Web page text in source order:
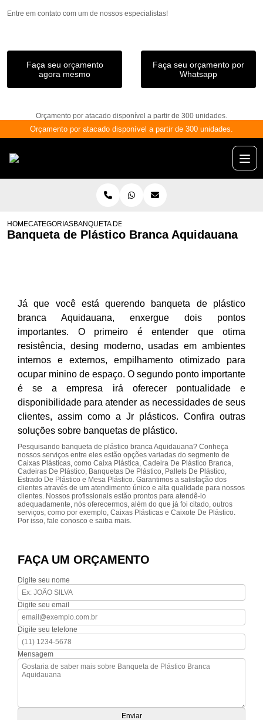
Entre em contato com um de nossos especialistas!
Faça seu orçamento
agora mesmo
Faça seu orçamento por
Whatsapp
Orçamento por atacado disponível a partir de 300 unidades.
Orçamento por atacado disponível a partir de 300 unidades.
HOMECATEGORIASBANQUETA DE PLÁSTICO BRANCA AQUIDAUANA
Banqueta de Plástico Branca Aquidauana
Já que você está querendo banqueta de plástico
branca Aquidauana, enxergue dois pontos
importantes. O primeiro é entender que otima
resistência, desing moderno, usadas em ambientes
internos e externos, empilhamento otimizado para
ocupar minino de espaço. O segundo ponto importante
é se a empresa irá oferecer pontualidade e
disponibilidade para atender as necessidades de seus
clientes, assim como a Jr plásticos. Confira outras
soluções sobre banquetas de plástico.
Pesquisando banqueta de plástico branca Aquidauana? Conheça
nossos serviços entre eles estão opções variadas do segmento de
Caixas Plásticas, como Caixa Plástica, Cadeira De Plástico Branca,
Cadeiras De Plástico, Banquetas De Plástico, Pallets De Plástico,
Estrado De Plástico e Mesa Plástico. Garantimos a satisfação dos
clientes através de um atendimento único e alta qualidade para nossos
clientes. Nossos profissionais estão prontos para atendê-lo
adequadamente, nós oferecermos, além do que já foi citado, outros
serviços, como por exemplo, Caixas Plásticas e Caixote De Plástico.
Por isso, fale conosco e saiba mais.
FAÇA UM ORÇAMENTO
Digite seu nome
Digite seu email
Digite seu telefone
Mensagem